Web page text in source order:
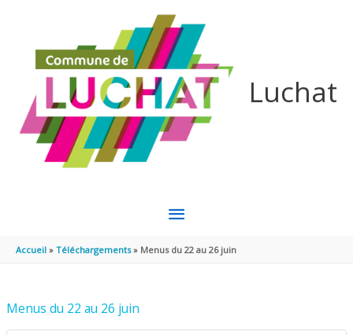
Luchat
MENU
PRINCIPAL
Accueil Téléchargements Menus du 22 au 26 juin
Menus du 22 au 26 juin